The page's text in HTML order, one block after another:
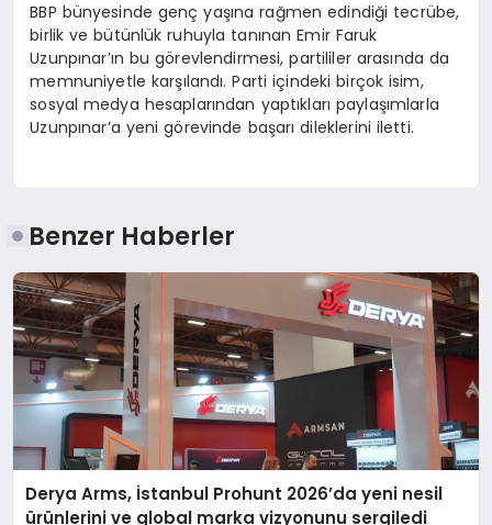
BBP bünyesinde genç yaşına rağmen edindiği tecrübe,
birlik ve bütünlük ruhuyla tanınan Emir Faruk
Uzunpınar’ın bu görevlendirmesi, partililer arasında da
memnuniyetle karşılandı. Parti içindeki birçok isim,
sosyal medya hesaplarından yaptıkları paylaşımlarla
Uzunpınar’a yeni görevinde başarı dileklerini iletti.
Benzer Haberler
Derya Arms, İstanbul Prohunt 2026’da yeni nesil
ürünlerini ve global marka vizyonunu sergiledi